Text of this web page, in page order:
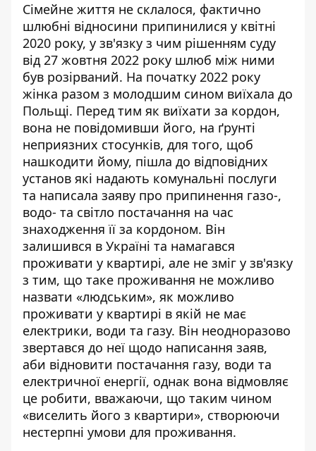
Сімейне життя не склалося, фактично
шлюбні відносини припинилися у квітні
2020 року, у зв'язку з чим рішенням суду
від 27 жовтня 2022 року шлюб між ними
був розірваний. На початку 2022 року
жінка разом з молодшим сином виїхала до
Польщі. Перед тим як виїхати за кордон,
вона не повідомивши його, на ґрунті
неприязних стосунків, для того, щоб
нашкодити йому, пішла до відповідних
установ які надають комунальні послуги
та написала заяву про припинення газо-,
водо- та світло постачання на час
знаходження її за кордоном. Він
залишився в Україні та намагався
проживати у квартирі, але не зміг у зв'язку
з тим, що таке проживання не можливо
назвати «людським», як можливо
проживати у квартирі в якій не має
електрики, води та газу. Він неодноразово
звертався до неї щодо написання заяв,
аби відновити постачання газу, води та
електричної енергії, однак вона відмовляє
це робити, вважаючи, що таким чином
«виселить його з квартири», створюючи
нестерпні умови для проживання.